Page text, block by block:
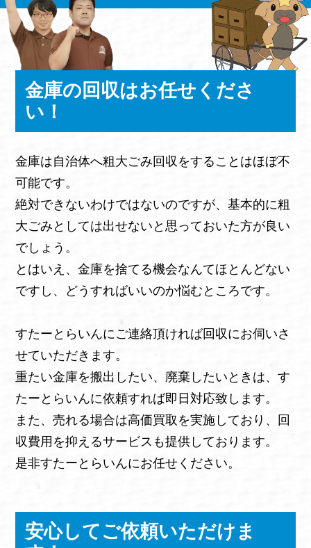
金庫の回収はお任せくださ
い！
金庫は自治体へ粗大ごみ回収をすることはほぼ不
可能です。
絶対できないわけではないのですが、基本的に粗
大ごみとしては出せないと思っておいた方が良い
でしょう。
とはいえ、金庫を捨てる機会なんてほとんどない
ですし、どうすればいいのか悩むところです。
すたーとらいんにご連絡頂ければ回収にお伺いさ
せていただきます。
重たい金庫を搬出したい、廃棄したいときは、す
たーとらいんに依頼すれば即日対応致します。
また、売れる場合は高価買取を実施しており、回
収費用を抑えるサービスも提供しております。
是非すたーとらいんにお任せください。
安心してご依頼いただけま